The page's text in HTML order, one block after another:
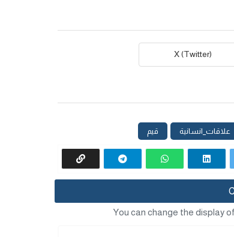
X (Twitter)
علاقات_انسانية قيم
You can change the display